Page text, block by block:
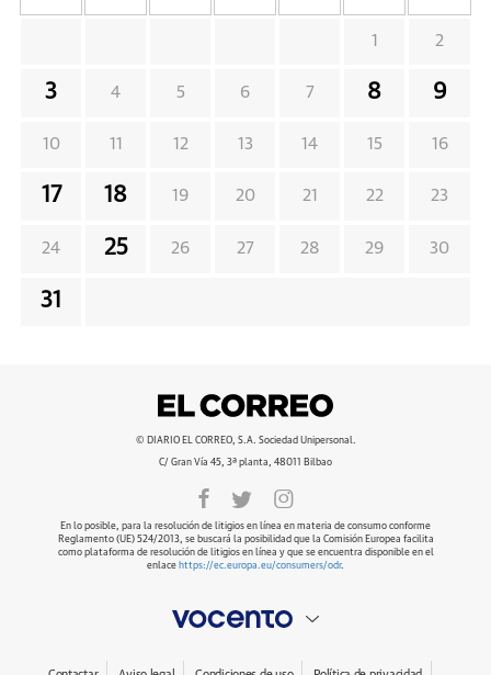
1 2
3 4 5 6 7 8 9
10 11 12 13 14 15 16
17 18 19 20 21 22 23
24 25 26 27 28 29 30
31
© DIARIO EL CORREO, S.A. Sociedad Unipersonal.
C/ Gran Vía 45, 3ª planta, 48011 Bilbao
En lo posible, para la resolución de litigios en línea en materia de consumo conforme
Reglamento (UE) 524/2013, se buscará la posibilidad que la Comisión Europea facilita
como plataforma de resolución de litigios en línea y que se encuentra disponible en el
enlace https://ec.europa.eu/consumers/odr.